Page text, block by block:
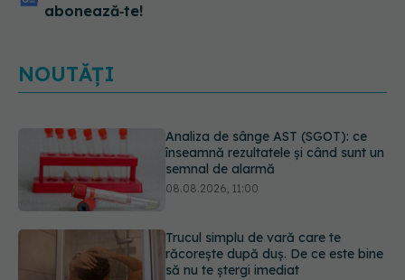
abonează‑te!
NOUTĂȚI
Trucul simplu de vară care te
răcorește după duș. De ce este bine
să nu te ștergi imediat
08.08.2026, 10:37
Fereastra alimentară de opt ore ar
putea ajuta creierul femeilor de
peste 50 de ani